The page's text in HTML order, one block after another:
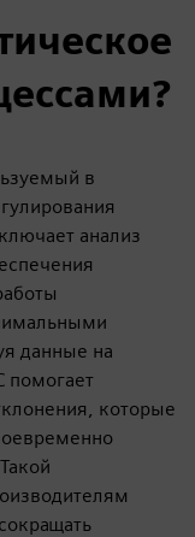
в
анализ
данные на
помогает
которые